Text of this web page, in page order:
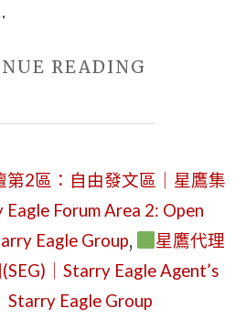
鷹
壇
第
2
區
｜
READING
代
人
觀
點
｜
21
第2區：自由發文區｜星鷹集
Eagle Forum Area 2: Open
Eagle Group,
星鷹代理
｜Starry Eagle Agent’s
Starry Eagle Group